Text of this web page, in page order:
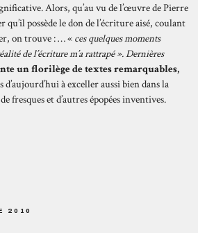
Alors, qu’au vu de l’œuvre de Pierre
possède le don de l’écriture aisé, coulant
on trouve : … « ces quelques moments
de l’écriture m’a rattrapé ». Dernières
un florilège de textes remarquables,
à exceller aussi bien dans la
fresques et d’autres épopées inventives.
2010